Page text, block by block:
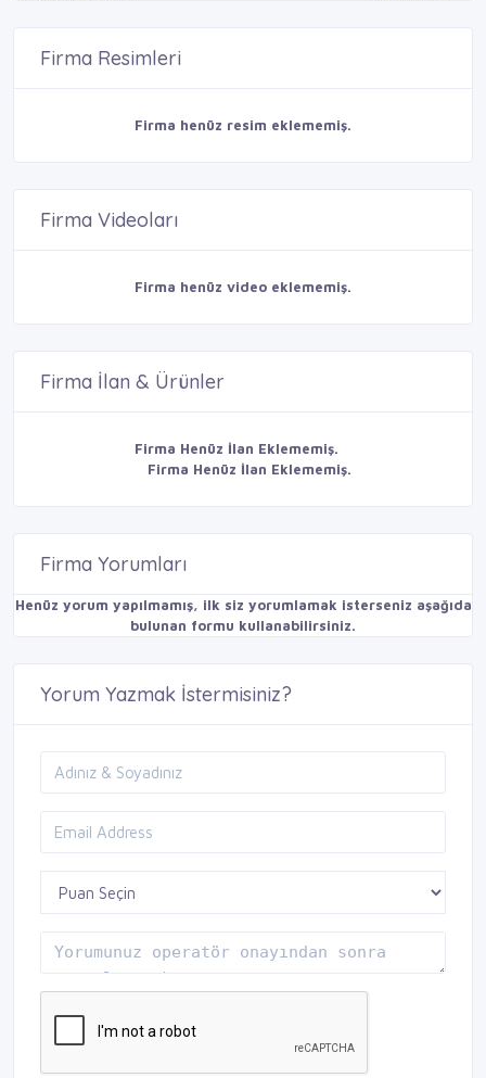
Firma Resimleri
Firma henüz resim eklememiş.
Firma Videoları
Firma henüz video eklememiş.
Firma İlan & Ürünler
Firma Henüz İlan Eklememiş.
Firma Henüz İlan Eklememiş.
Firma Yorumları
Henüz yorum yapılmamış, ilk siz yorumlamak isterseniz aşağıda
bulunan formu kullanabilirsiniz.
Yorum Yazmak İstermisiniz?